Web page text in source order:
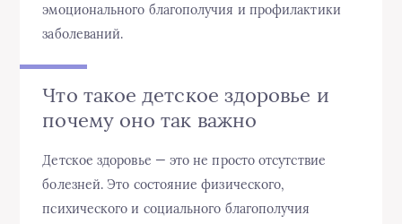
эмоционального благополучия и профилактики
заболеваний.
Что такое детское здоровье и
почему оно так важно
Детское здоровье — это не просто отсутствие
болезней. Это состояние физического,
психического и социального благополучия